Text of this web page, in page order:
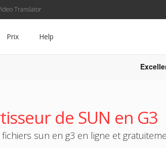
Translator
Prix Help
de SUN en G3
sun en g3 en ligne et